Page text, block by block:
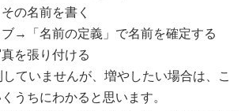
の名前を書く
→「名前の定義」で名前を確定する
を張り付ける
ていませんが、増やしたい場合は、こ
うちにわかると思います。